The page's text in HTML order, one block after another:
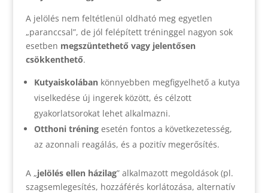
A jelölés nem feltétlenül oldható meg egyetlen
„paranccsal”, de jól felépített tréninggel nagyon sok
esetben megszüntethető vagy jelentősen
csökkenthető.
Kutyaiskolábankönnyebben megfigyelhető a kutya
viselkedése új ingerek között, és célzott
gyakorlatsorokat lehet alkalmazni.
Otthoni tréningesetén fontos a következetesség,
az azonnali reagálás, és a pozitív megerősítés.
A „jelölés ellen házilag” alkalmazott megoldások (pl.
szagsemlegesítés, hozzáférés korlátozása, alternatív